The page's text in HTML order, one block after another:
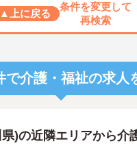
▲上に戻る
条件を変更して
再検索
で介護・福祉の求人
)の近隣エリアから介